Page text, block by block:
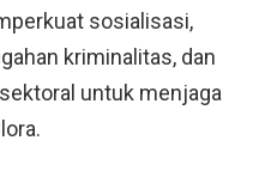
sosialisasi,
kriminalitas, dan
untuk menjaga